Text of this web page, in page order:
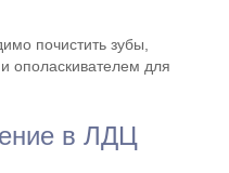
почистить зубы,
ополаскивателем для
в ЛДЦ